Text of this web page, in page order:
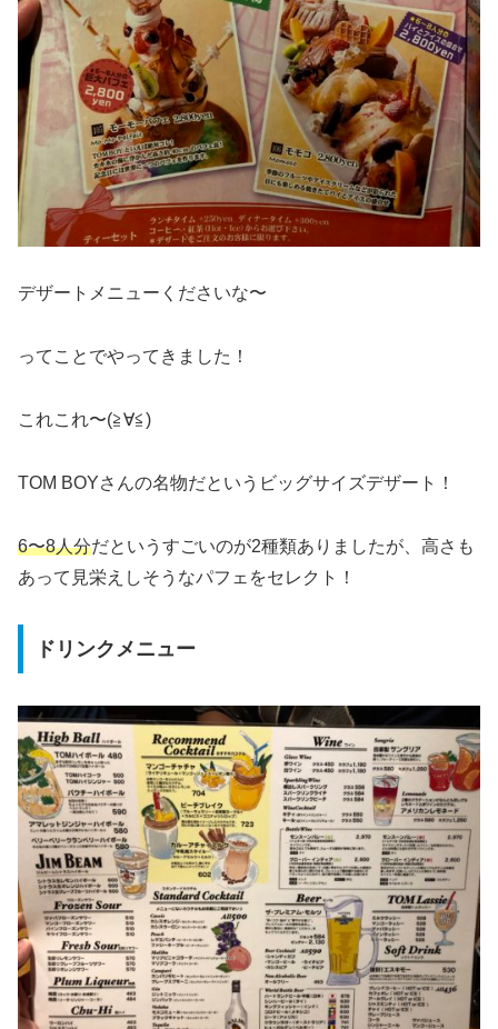
デザートメニューくださいな〜
ってことでやってきました！
これこれ〜(≧∀≦)
TOM BOYさんの名物だというビッグサイズデザート！
6〜8人分だというすごいのが2種類ありましたが、高さも
あって見栄えしそうなパフェをセレクト！
ドリンクメニュー